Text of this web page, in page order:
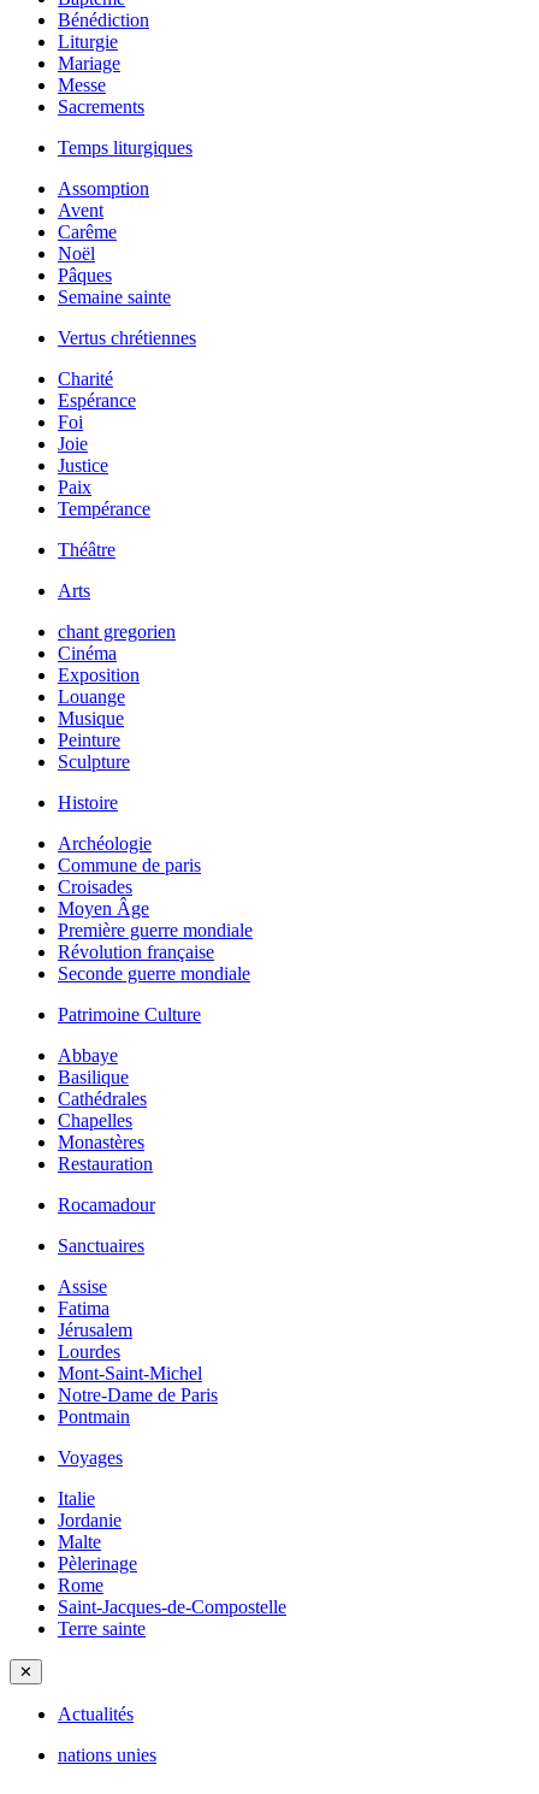
Bénédiction
Liturgie
Mariage
Messe
Sacrements
Temps liturgiques
Assomption
Avent
Carême
Noël
Pâques
Semaine sainte
Vertus chrétiennes
Charité
Espérance
Foi
Joie
Justice
Paix
Tempérance
Théâtre
Arts
chant gregorien
Cinéma
Exposition
Louange
Musique
Peinture
Sculpture
Histoire
Archéologie
Commune de paris
Croisades
Moyen Âge
Première guerre mondiale
Révolution française
Seconde guerre mondiale
Patrimoine Culture
Abbaye
Basilique
Cathédrales
Chapelles
Monastères
Restauration
Rocamadour
Sanctuaires
Assise
Fatima
Jérusalem
Lourdes
Mont-Saint-Michel
Notre-Dame de Paris
Pontmain
Voyages
Italie
Jordanie
Malte
Pèlerinage
Rome
Saint-Jacques-de-Compostelle
Terre sainte
✕
Actualités
nations unies